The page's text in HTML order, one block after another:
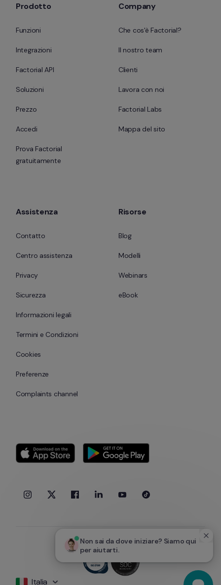
Non sai da dove iniziare? Siamo qui
per aiutarti.
Prodotto
Funzioni
Integrazioni
Factorial API
Soluzioni
Prezzo
Accedi
Prova Factorial
gratuitamente
Company
Che cos'è Factorial?
Il nostro team
Clienti
Lavora con noi
Factorial Labs
Mappa del sito
Assistenza
Contatto
Centro assistenza
Privacy
Sicurezza
Informazioni legali
Termini e Condizioni
Cookies
Preferenze
Complaints channel
Risorse
Blog
Modelli
Webinars
eBook
Italia